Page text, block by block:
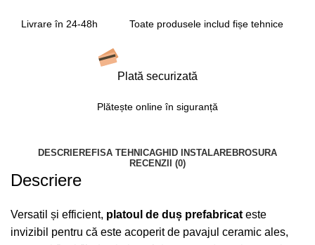
Livrare în 24-48h Toate produsele includ fișe tehnice
Plată securizată
Plătește online în siguranță
DESCRIERE FISA TEHNICAGHID INSTALARE BROSURA
RECENZII (0)
Descriere
Versatil și efficient, platoul de duș prefabricat este
invizibil pentru că este acoperit de pavajul ceramic ales,